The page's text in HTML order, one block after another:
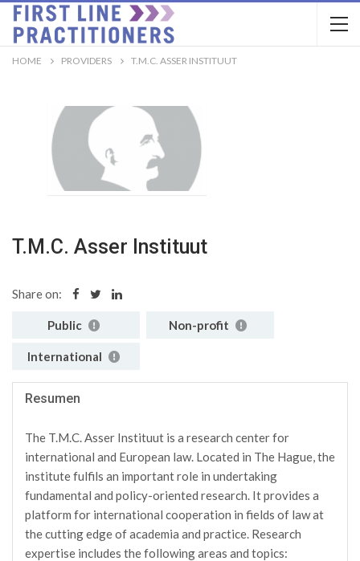
HOME PROVIDERS T.M.C. ASSER INSTITUUT
T.M.C. Asser Instituut
Share on:
Public Non-profit
International
Resumen
The T.M.C. Asser Instituut is a research center for
international and European law. Located in The Hague, the
institute fulfils an important role in undertaking
fundamental and policy-oriented research. It provides a
platform for international cooperation in fields of law at
the cutting edge of academia and practice. Research
expertise includes the following areas and topics: